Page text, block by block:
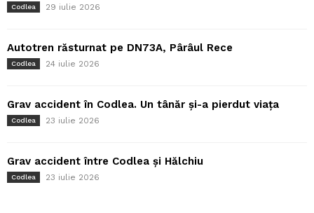
Codlea 29 iulie 2026
Autotren răsturnat pe DN73A, Pârâul Rece
Codlea 24 iulie 2026
Grav accident în Codlea. Un tânăr și-a pierdut viața
Codlea 23 iulie 2026
Grav accident între Codlea și Hălchiu
Codlea 23 iulie 2026